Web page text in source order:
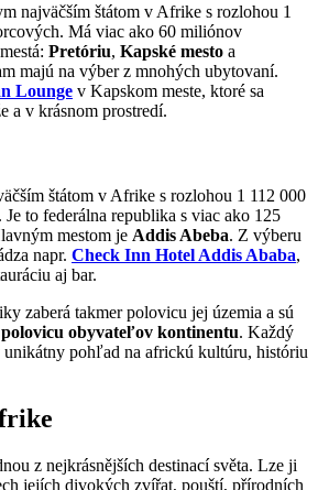
najväčším štátom v Afrike s rozlohou 1
Má viac ako 60 miliónov
Pretóriu, Kapské mesto a
majú na výber z mnohých ubytovaní.
Lounge v Kapskom meste, ktoré sa
a v krásnom prostredí.
štátom v Afrike s rozlohou 1 112 000
to federálna republika s viac ako 125
mestom je Addis Abeba. Z výberu
napr. Check Inn Hotel Addis Ababa,
aj bar.
zaberá takmer polovicu jej územia a sú
obyvateľov kontinentu. Každý
unikátny pohľad na africkú kultúru, históriu
z nejkrásnějších destinací světa. Lze ji
jejích divokých zvířat, pouští, přírodních